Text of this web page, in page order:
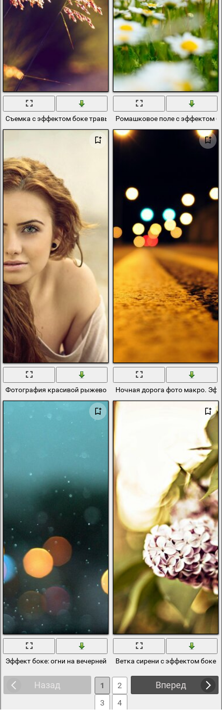
Съемка с эффектом боке травы на закатеРомашковое поле с эффектом
Фотография красивой рыжеволосой девушки с эффектом боке
Ночная дорога фото макро.
Эффект боке: огни на вечерней улицеВетка сирени с эффектом боке
Назад Вперед
1
2
3
4